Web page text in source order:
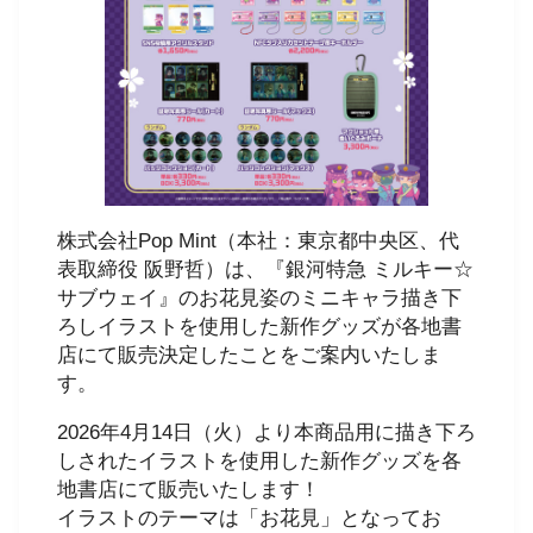
株式会社Pop Mint（本社：東京都中央区、代
表取締役 阪野哲）は、『銀河特急 ミルキー☆
サブウェイ』のお花見姿のミニキャラ描き下
ろしイラストを使用した新作グッズが各地書
店にて販売決定したことをご案内いたしま
す。
2026年4月14日（火）より本商品用に描き下ろ
しされたイラストを使用した新作グッズを各
地書店にて販売いたします！
イラストのテーマは「お花見」となってお